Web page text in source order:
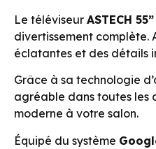
Le téléviseur ASTECH
divertissement complète.
éclatantes et des détails
Grâce à sa technologie
agréable dans toutes les
moderne à votre salon.
Équipé du système